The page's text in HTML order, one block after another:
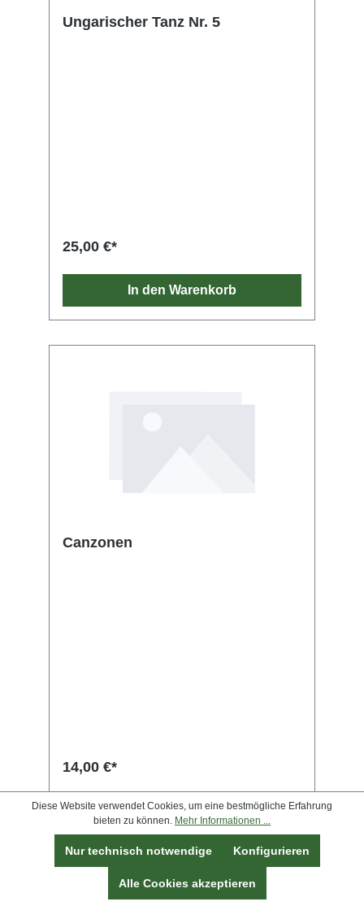
Ungarischer Tanz Nr. 5
25,00 €*
In den Warenkorb
Canzonen
14,00 €*
In den Warenkorb
Diese Website verwendet Cookies, um eine bestmögliche Erfahrung
bieten zu können. Mehr Informationen ...
Nur technisch notwendige Konfigurieren
Alle Cookies akzeptieren